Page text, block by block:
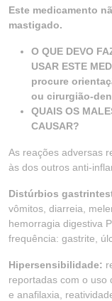
Este medicamento
mastigado.
O QUE DEVO
USAR ESTE
procure
ou cirurgião-
QUAIS OS
CAUSAR?
As reações adversas
às dos outros anti-
Distúrbios
vômitos, diarreia,
hemorragia digestiva
frequência: gastrite,
Hipersensibilidade:
reportadas com o uso
e anafilaxia,